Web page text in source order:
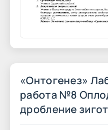
«Онтогенез»
работа №8
дробление зигот